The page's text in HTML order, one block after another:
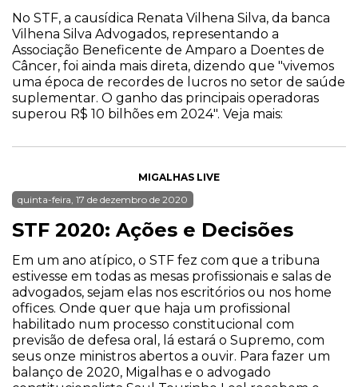
No STF, a causídica Renata Vilhena Silva, da banca
Vilhena Silva Advogados, representando a
Associação Beneficente de Amparo a Doentes de
Câncer, foi ainda mais direta, dizendo que "vivemos
uma época de recordes de lucros no setor de saúde
suplementar. O ganho das principais operadoras
superou R$ 10 bilhões em 2024". Veja mais:
MIGALHAS LIVE
quinta-feira, 17 de dezembro de 2020
STF 2020: Ações e Decisões
Em um ano atípico, o STF fez com que a tribuna
estivesse em todas as mesas profissionais e salas de
advogados, sejam elas nos escritórios ou nos home
offices. Onde quer que haja um profissional
habilitado num processo constitucional com
previsão de defesa oral, lá estará o Supremo, com
seus onze ministros abertos a ouvir. Para fazer um
balanço de 2020, Migalhas e o advogado